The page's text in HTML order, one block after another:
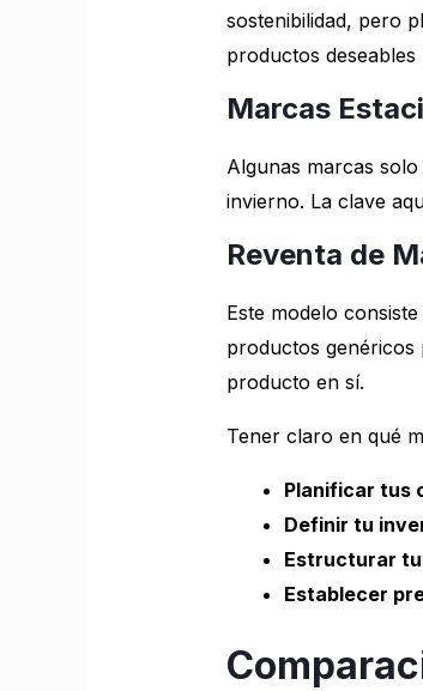
sostenibilidad, pero
productos
Marcas
Algunas marcas
invierno. La clave
Reventa de
Este modelo
productos genéricos
producto en sí.
Tener claro en qué
Planificar tus
Definir tu
Estructurar
Establecer